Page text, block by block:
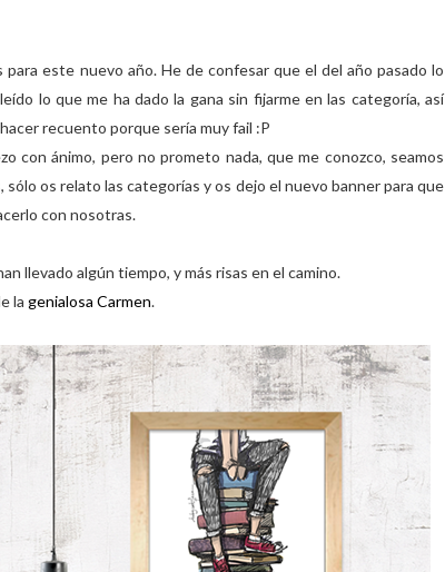
este nuevo año. He de confesar que el del año pasado lo
lo que me ha dado la gana sin fijarme en las categoría, así
recuento porque sería muy fail :P
con ánimo, pero no prometo nada, que me conozco, seamos
sólo os relato las categorías y os dejo el nuevo banner para que
con nosotras.
llevado algún tiempo, y más risas en el camino.
la genialosa Carmen.